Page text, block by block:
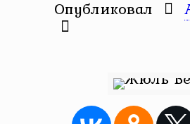
Опубликовал